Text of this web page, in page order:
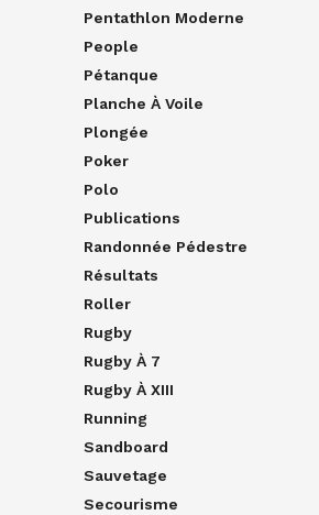
Pentathlon Moderne
People
Pétanque
Planche À Voile
Plongée
Poker
Polo
Publications
Randonnée Pédestre
Résultats
Roller
Rugby
Rugby À 7
Rugby À XIII
Running
Sandboard
Sauvetage
Secourisme